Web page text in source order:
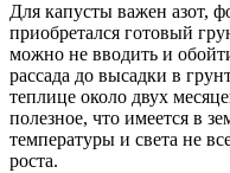
Для капусты важен азот,
приобретался готовый
можно не вводить и
рассада до высадки в
теплице около двух
полезное, что имеется в
температуры и света не
роста.